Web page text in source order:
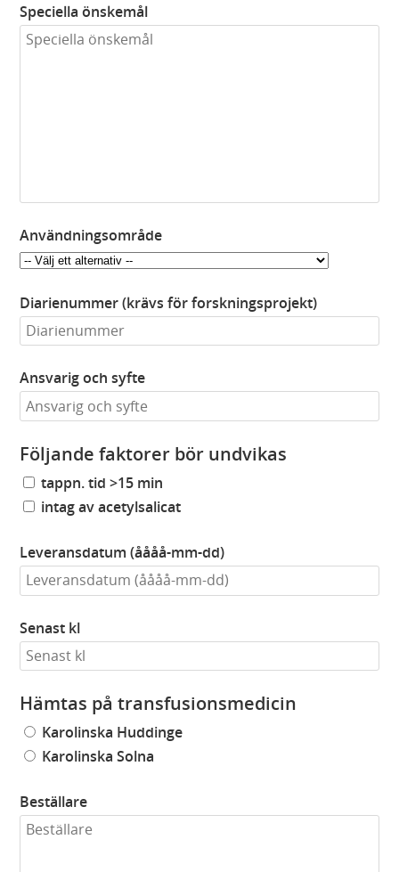
Speciella önskemål
Användningsområde
Diarienummer (krävs för forskningsprojekt)
Ansvarig och syfte
Följande faktorer bör undvikas
tappn. tid >15 min
intag av acetylsalicat
Leveransdatum (åååå-mm-dd)
Senast kl
Hämtas på transfusionsmedicin
Karolinska Huddinge
Karolinska Solna
Beställare